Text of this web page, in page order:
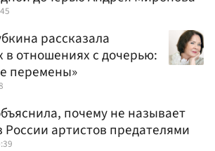
рассказала
в отношениях с дочерью:
перемены»
почему не называет
России артистов предателями